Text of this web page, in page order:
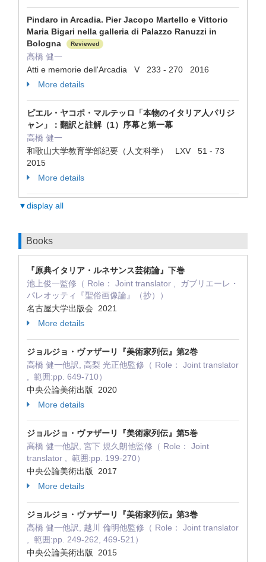
Pindaro in Arcadia. Pier Jacopo Martello e Vittorio
Maria Bigari nella galleria di Palazzo Ranuzzi in
Bologna
Reviewed
高橋 健一
Atti e memorie dell'Arcadia V 233 - 270 2016
More details
ピエル・ヤコポ・マルテッロ「本物のイタリア人パリジ
ャン」：翻訳と註解（1）序幕と第一幕
高橋 健一
和歌山大学教育学部紀要（人文科学） LXV 51 - 73
2015
More details
▼display all
Books
『原典イタリア・ルネサンス芸術論』下巻
池上俊一監修（ Role： Joint translator , ガブリエーレ・
パレオッティ『聖俗画像論』（抄））
名古屋大学出版会 2021
More details
ジョルジョ・ヴァザーリ『美術家列伝』第2巻
高橋 健一他訳, 高梨 光正他監修（ Role： Joint translator
, 範囲:pp. 649-710）
中央公論美術出版 2020
More details
ジョルジョ・ヴァザーリ『美術家列伝』第5巻
高橋 健一他訳, 宮下 規久朗他監修（ Role： Joint
translator , 範囲:pp. 199-270）
中央公論美術出版 2017
More details
ジョルジョ・ヴァザーリ『美術家列伝』第3巻
高橋 健一他訳, 越川 倫明他監修（ Role： Joint translator
, 範囲:pp. 249-262, 469-521）
中央公論美術出版 2015